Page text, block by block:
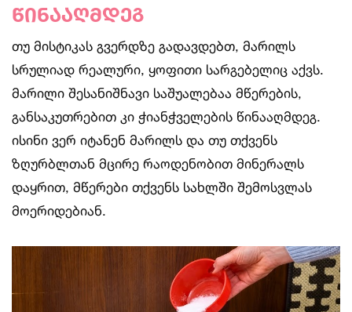
წინააღმდეგ
თუ მისტიკას გვერდზე გადავდებთ, მარილს
სრულიად რეალური, ყოფითი სარგებელიც აქვს.
მარილი შესანიშნავი საშუალებაა მწერების,
განსაკუთრებით კი ჭიანჭველების წინააღმდეგ.
ისინი ვერ იტანენ მარილს და თუ თქვენს
ზღურბლთან მცირე რაოდენობით მინერალს
დაყრით, მწერები თქვენს სახლში შემოსვლას
მოერიდებიან.